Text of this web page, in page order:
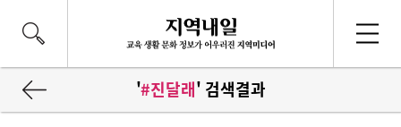
'#진달래' 검색결과